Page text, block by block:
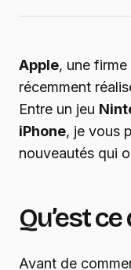
Apple, une firme
récemment
Entre un jeu
iPhone, je vous
nouveautés qui
Qu’est
Avant de